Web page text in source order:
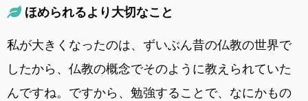
ほめられるより大切なこと
私が大きくなったのは、ずいぶん昔の仏教の世界で
したから、仏教の概念でそのように教えられていた
んですね。ですから、勉強することで、なにかもの